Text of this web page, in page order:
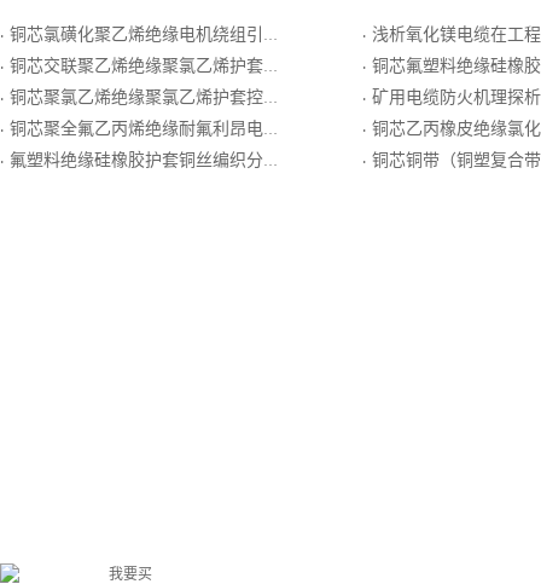
· 铜芯氯磺化聚乙烯绝缘电机绕组引接线
· 铜芯交联聚乙烯绝缘聚氯乙烯护套双钢带铠装控制电缆
· 铜芯聚氯乙烯绝缘聚氯乙烯护套控制电缆
· 铜芯聚全氟乙丙烯绝缘耐氟利昂电机绕组引接线
· 氟塑料绝缘硅橡胶护套铜丝编织分屏铜丝编织总屏耐热用精密级K分度热电偶用延长型补偿电缆
· 浅析氧化镁电缆在工程
· 铜芯氟塑料绝缘硅橡胶护套铝带（铝塑复合带）屏蔽对绞铝
· 矿用电缆防火机理探析
· 铜芯乙丙橡皮绝缘氯化聚乙烯护
· 铜芯铜带（铜塑复合带）对绞屏蔽交联聚乙烯
我要买